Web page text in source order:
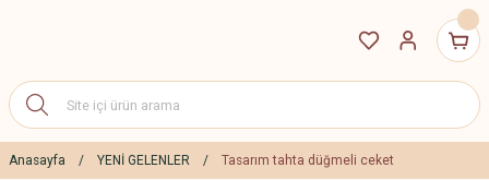
Anasayfa YENİ GELENLER Tasarım tahta düğmeli ceket